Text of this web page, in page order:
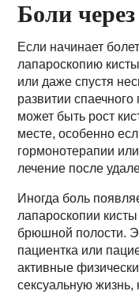
Боли
Если начинает
лапароскопию
или даже спустя
развитии
может быть рост
месте, особенно
гормонотерапии
лечение после
Иногда боль
лапароскопии
брюшной полости.
пациентка или
активные
сексуальную жизнь,